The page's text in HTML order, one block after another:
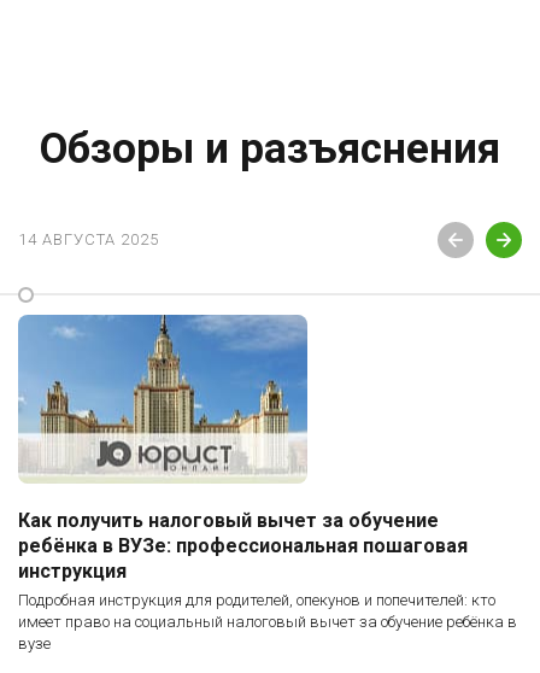
Обзоры и разъяснения
14 АВГУСТА 2025
Как получить налоговый вычет за обучение
ребёнка в ВУЗе: профессиональная пошаговая
инструкция
Подробная инструкция для родителей, опекунов и попечителей: кто
имеет право на социальный налоговый вычет за обучение ребёнка в
вузе